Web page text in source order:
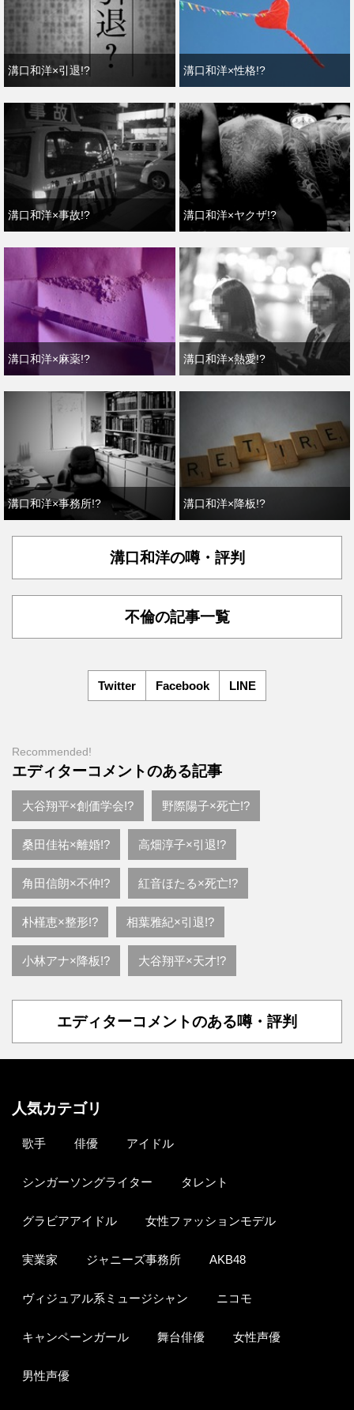
溝口和洋×引退!? 溝口和洋×性格!?
溝口和洋×事故!? 溝口和洋×ヤクザ!?
溝口和洋×麻薬!? 溝口和洋×熱愛!?
溝口和洋×事務所!? 溝口和洋×降板!?
溝口和洋の噂・評判
不倫の記事一覧
Twitter Facebook LINE
Recommended!
エディターコメントのある記事
大谷翔平×創価学会!? 野際陽子×死亡!?
桑田佳祐×離婚!? 高畑淳子×引退!?
角田信朗×不仲!? 紅音ほたる×死亡!?
朴槿恵×整形!? 相葉雅紀×引退!?
小林アナ×降板!? 大谷翔平×天才!?
エディターコメントのある噂・評判
人気カテゴリ
歌手 俳優 アイドル
シンガーソングライター タレント
グラビアアイドル 女性ファッションモデル
実業家 ジャニーズ事務所 AKB48
ヴィジュアル系ミュージシャン ニコモ
キャンペーンガール 舞台俳優 女性声優
男性声優